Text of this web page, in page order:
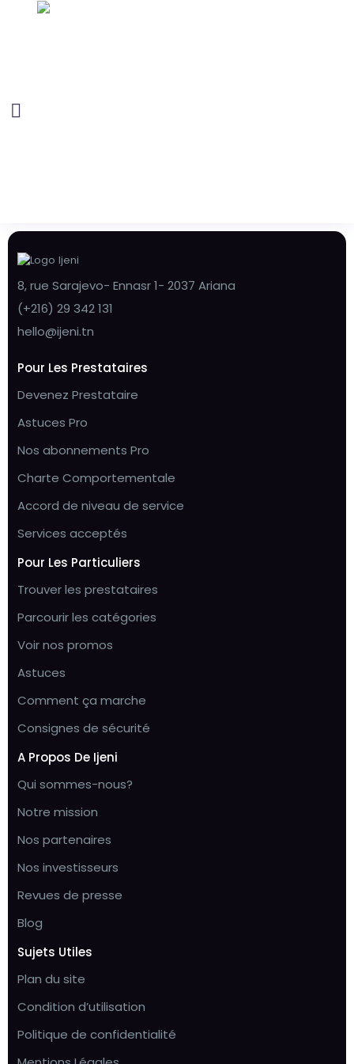
8, rue Sarajevo- Ennasr 1- 2037 Ariana
(+216) 29 342 131
hello@ijeni.tn
Pour Les Prestataires
Devenez Prestataire
Astuces Pro
Nos abonnements Pro
Charte Comportementale
Accord de niveau de service
Services acceptés
Pour Les Particuliers
Trouver les prestataires
Parcourir les catégories
Voir nos promos
Astuces
Comment ça marche
Consignes de sécurité
A Propos De Ijeni
Qui sommes-nous?
Notre mission
Nos partenaires
Nos investisseurs
Revues de presse
Blog
Sujets Utiles
Plan du site
Condition d’utilisation
Politique de confidentialité